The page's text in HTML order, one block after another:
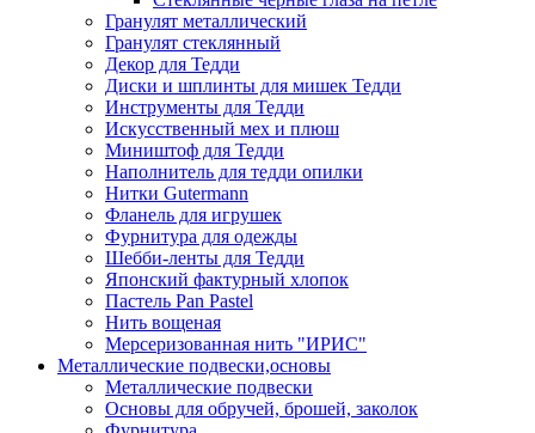
Гранулят металлический
Гранулят стеклянный
Декор для Тедди
Диски и шплинты для мишек Тедди
Инструменты для Тедди
Искусственный мех и плюш
Миништоф для Тедди
Наполнитель для тедди опилки
Нитки Gutermann
Фланель для игрушек
Фурнитура для одежды
Шебби-ленты для Тедди
Японский фактурный хлопок
Пастель Pan Pastel
Нить вощеная
Мерсеризованная нить "ИРИС"
Металлические подвески,основы
Металлические подвески
Основы для обручей, брошей, заколок